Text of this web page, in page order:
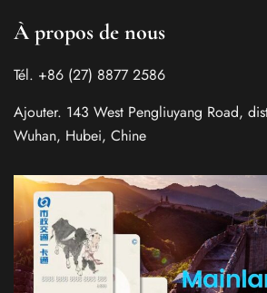
À propos de nous
Tél. +86 (27) 8877 2586
Ajouter. 143 West Pengliuyang Road,
Wuhan, Hubei, Chine